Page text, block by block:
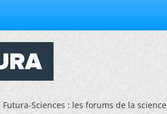
Futura-Sciences : les forums de la science